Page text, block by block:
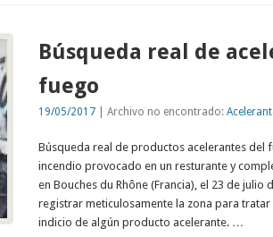
Búsqueda real de
fuego
19/05/2017 | Archivo no encontrado:
Búsqueda real de productos acelerantes del
incendio provocado en un resturante y
en Bouches du Rhône (Francia), el 23 de julio
registrar meticulosamente la zona para
indicio de algún producto acelerante. …